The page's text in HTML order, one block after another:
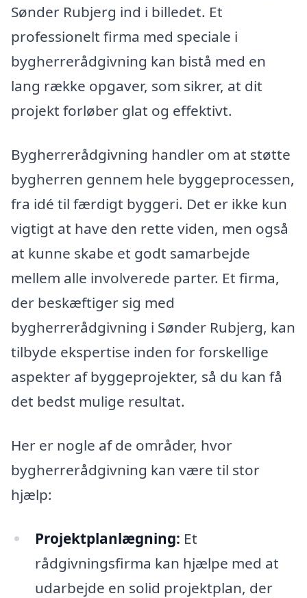
Sønder Rubjerg ind i billedet. Et
professionelt firma med speciale i
bygherrerådgivning kan bistå med en
lang række opgaver, som sikrer, at dit
projekt forløber glat og effektivt.
Bygherrerådgivning handler om at støtte
bygherren gennem hele byggeprocessen,
fra idé til færdigt byggeri. Det er ikke kun
vigtigt at have den rette viden, men også
at kunne skabe et godt samarbejde
mellem alle involverede parter. Et firma,
der beskæftiger sig med
bygherrerådgivning i Sønder Rubjerg, kan
tilbyde ekspertise inden for forskellige
aspekter af byggeprojekter, så du kan få
det bedst mulige resultat.
Her er nogle af de områder, hvor
bygherrerådgivning kan være til stor
hjælp:
Projektplanlægning: Et
rådgivningsfirma kan hjælpe med at
udarbejde en solid projektplan, der